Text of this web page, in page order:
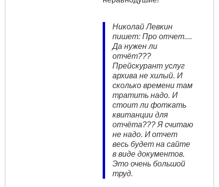
Николай Левкин
пишет: Про отчет....
Да нужен ли
отчёт???
Прейскурант услуг
архива не хилый. И
сколько времени там
тратить надо. И
стоит ли фоткать
квитанции для
отчёта??? Я считаю
не надо. И отчет
весь будет на сайте
в виде документов.
Это очень большой
труд.